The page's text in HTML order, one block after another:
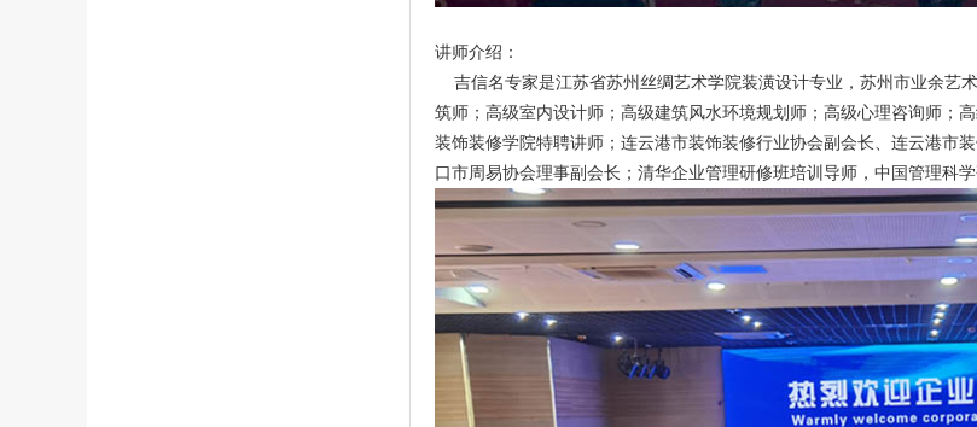
讲师介绍：
吉信名专家是江苏省苏州丝绸艺术学院装潢设计专业，苏州市业余艺
筑师；高级室内设计师；高级建筑风水环境规划师；高级心理咨询师；
装饰装修学院特聘讲师；连云港市装饰装修行业协会副会长、连云港市
口市周易协会理事副会长；清华企业管理研修班培训导师，中国管理科学